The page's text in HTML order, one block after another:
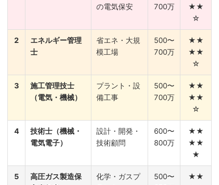
の電気保安
700万
★★
☆
2
エネルギー管理
士
省エネ・大規
模工場
500〜
700万
★★
★★
☆
3
施工管理技士
（電気・機械）
プラント・設
備工事
500〜
700万
★★
★★
☆
4
技術士（機械・
電気電子）
設計・開発・
技術顧問
600〜
800万
★★
★★
★
5
高圧ガス製造保
化学・ガスプ
500〜
★★